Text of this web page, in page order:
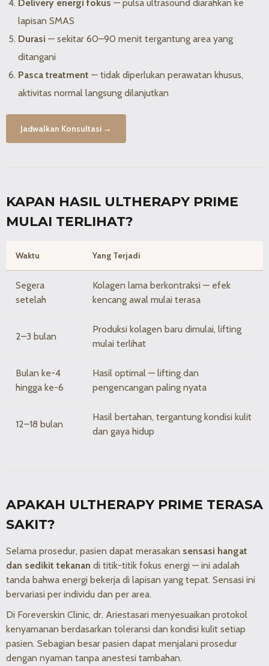
Delivery energi fokus — pulsa ultrasound diarahkan ke
lapisan SMAS
Durasi — sekitar 60–90 menit tergantung area yang
ditangani
Pasca treatment — tidak diperlukan perawatan khusus,
aktivitas normal langsung dilanjutkan
Jadwalkan Konsultasi →
KAPAN HASIL ULTHERAPY PRIME
MULAI TERLIHAT?
Waktu Yang Terjadi
Segera
setelah
Kolagen lama berkontraksi — efek
kencang awal mulai terasa
2–3 bulan
Produksi kolagen baru dimulai, lifting
mulai terlihat
Bulan ke-4
hingga ke-6
Hasil optimal — lifting dan
pengencangan paling nyata
12–18 bulan
Hasil bertahan, tergantung kondisi kulit
dan gaya hidup
APAKAH ULTHERAPY PRIME TERASA
SAKIT?
Selama prosedur, pasien dapat merasakan sensasi hangat
dan sedikit tekanan di titik-titik fokus energi — ini adalah
tanda bahwa energi bekerja di lapisan yang tepat. Sensasi ini
bervariasi per individu dan per area.
Di Foreverskin Clinic, dr. Ariestasari menyesuaikan protokol
kenyamanan berdasarkan toleransi dan kondisi kulit setiap
pasien. Sebagian besar pasien dapat menjalani prosedur
dengan nyaman tanpa anestesi tambahan.